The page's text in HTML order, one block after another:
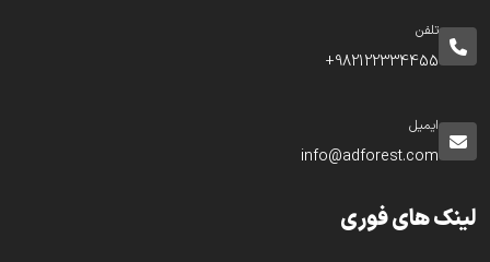
تلفن
982122334455+
ایمیل
info@adforest.com
لینک های فوری